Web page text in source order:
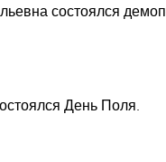
состоялся
День Поля.